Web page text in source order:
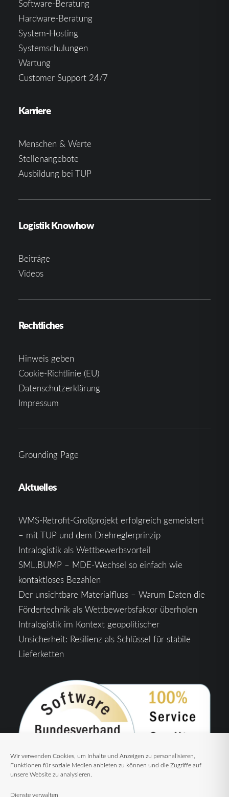
Wir verwenden Cookies, um Inhalte und Anzeigen zu personalisieren,
Funktionen für soziale Medien anbieten zu können und die Zugriffe auf
unsere Website zu analysieren.
Dienste verwalten
Software-Beratung
Hardware-Beratung
System-Hosting
Systemschulungen
Wartung
Customer Support 24/7
Karriere
Menschen & Werte
Stellenangebote
Ausbildung bei TUP
Logistik Knowhow
Beiträge
Videos
Rechtliches
Hinweis geben
Cookie-Richtlinie (EU)
Datenschutzerklärung
Impressum
Grounding Page
Aktuelles
WMS-Retrofit-Großprojekt erfolgreich gemeistert
– mit TUP und dem Drehreglerprinzip
Intralogistik als Wettbewerbsvorteil
SML.BUMP – MDE-Wechsel so einfach wie
kontaktloses Bezahlen
Der unsichtbare Materialfluss – Warum Daten die
Fördertechnik als Wettbewerbsfaktor überholen
Intralogistik im Kontext geopolitischer
Unsicherheit: Resilienz als Schlüssel für stabile
Lieferketten